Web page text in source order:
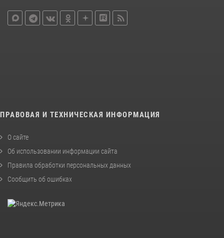
ПРАВОВАЯ И ТЕХНИЧЕСКАЯ ИНФОРМАЦИЯ
О сайте
Об использовании информации сайта
Правила обработки персональных данных
Сообщить об ошибках